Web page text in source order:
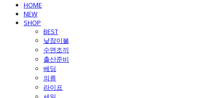
HOME
NEW
SHOP
BEST
낮잠이불
수면조끼
출산준비
베딩
의류
라이프